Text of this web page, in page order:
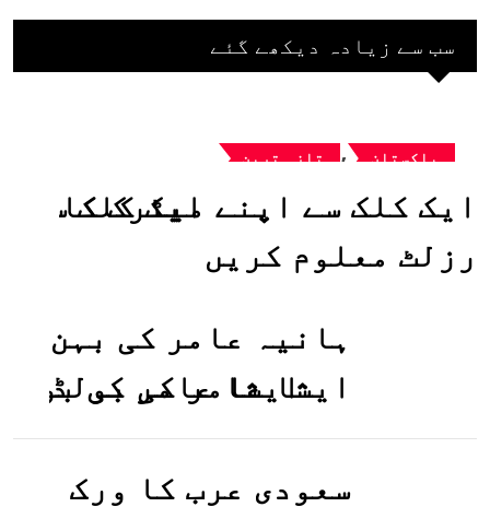
سب سے زیادہ دیکھے گئے
پاکستان , تازہ ترین
ایک کلک سے اپنے میٹرک کا
رزلٹ معلوم کریں
ہانیہ عامر کی بہن
ایشا عامر کی بولڈ
تصاویر وائرل ہو
گئیں
سعودی عرب کا ورک